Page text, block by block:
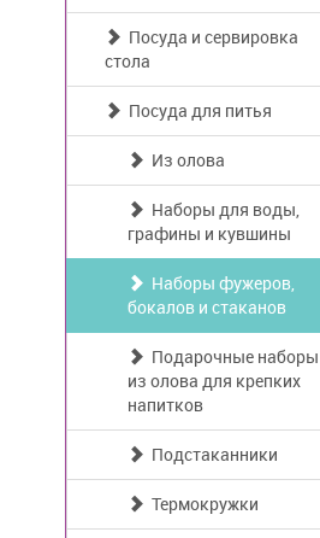
Посуда и сервировка
стола
Посуда для питья
Из олова
Наборы для воды,
графины и кувшины
Наборы фужеров,
бокалов и стаканов
Подарочные наборы
из олова для крепких
напитков
Подстаканники
Термокружки